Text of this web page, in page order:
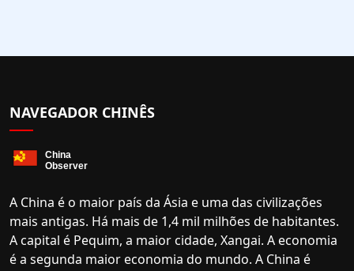
NAVEGADOR CHINÊS
A China é o maior país da Ásia e uma das civilizações
mais antigas. Há mais de 1,4 mil milhões de habitantes.
A capital é Pequim, a maior cidade, Xangai. A economia
é a segunda maior economia do mundo. A China é